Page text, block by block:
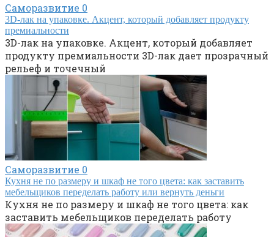
Саморазвитие 0
3D-лак на упаковке. Акцент, который добавляет продукту
премиальности
3D-лак на упаковке. Акцент, который добавляет
продукту премиальности 3D-лак дает прозрачный
рельеф и точечный
Саморазвитие 0
Кухня не по размеру и шкаф не того цвета: как заставить
мебельщиков переделать работу или вернуть деньги
Кухня не по размеру и шкаф не того цвета: как
заставить мебельщиков переделать работу